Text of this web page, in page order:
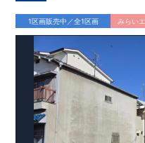
1区画販売中／全1区画 みらい